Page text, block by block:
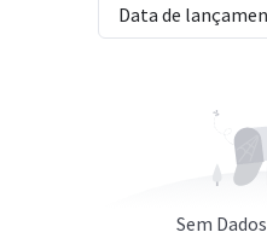
Data de
Sem